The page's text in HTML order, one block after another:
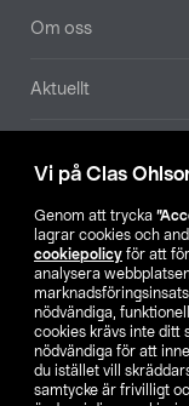
Vi på Clas
Genom att trycka
lagrar cookies och
cookiepolicy för att
analysera
nödvändiga,
cookies krävs inte ditt
nödvändiga för att
du istället vill
samtycke är frivilligt
Om oss
Aktuellt